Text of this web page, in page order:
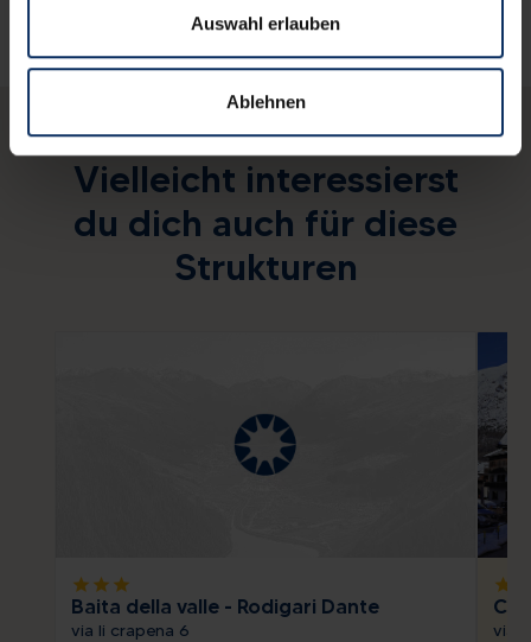
Auswahl erlauben
Ablehnen
Vielleicht interessierst
du dich auch für diese
Strukturen
starstarstar
Baita della valle - Rodigari Dante
via li crapena 6
star
via